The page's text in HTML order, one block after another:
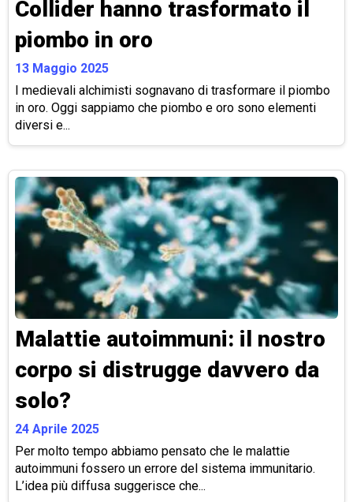
Collider hanno trasformato il
piombo in oro
13 Maggio 2025
I medievali alchimisti sognavano di trasformare il piombo
in oro. Oggi sappiamo che piombo e oro sono elementi
diversi e...
Malattie autoimmuni: il nostro
corpo si distrugge davvero da
solo?
24 Aprile 2025
Per molto tempo abbiamo pensato che le malattie
autoimmuni fossero un errore del sistema immunitario.
L’idea più diffusa suggerisce che...